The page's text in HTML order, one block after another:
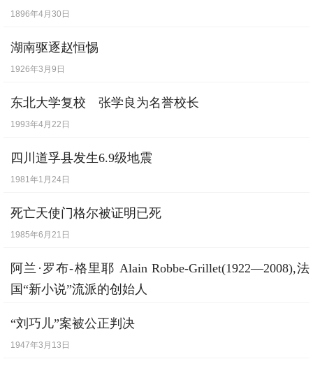
8月12日] -
9月16日
【出生】
1896年4月30日
湖南驱逐赵恒惕
1926年3月9日
东北大学复校 张学良为名誉校长
1993年4月22日
四川道孚县发生6.9级地震
1981年1月24日
死亡天使门格尔被证明已死
1985年6月21日
阿兰·罗布-格里耶 Alain Robbe-Grillet(1922—2008),法
国“新小说”流派的创始人
“刘巧儿”案被公正判决
1947年3月13日